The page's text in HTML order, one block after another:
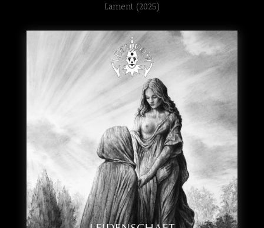
Lament (2025)